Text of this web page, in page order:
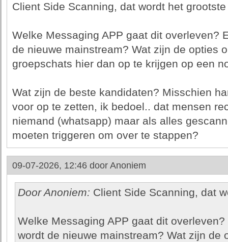
Client Side Scanning, dat wordt het
Welke Messaging APP gaat dit overleven?
de nieuwe mainstream? Wat zijn de opties
groepschats hier dan op te krijgen op een
Wat zijn de beste kandidaten? Misschien
voor op te zetten, ik bedoel.. dat mensen
niemand (whatsapp) maar als alles
moeten triggeren om over te stappen?
09-07-2026, 12:46 door Anoniem
Door Anoniem: Client Side Scanning, dat
Welke Messaging APP gaat dit
wordt de nieuwe mainstream? Wat zijn de